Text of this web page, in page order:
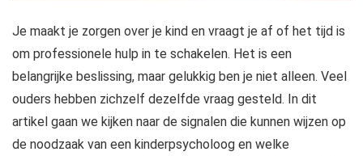
Je maakt je zorgen over je kind en vraagt je af of het tijd is
om professionele hulp in te schakelen. Het is een
belangrijke beslissing, maar gelukkig ben je niet alleen. Veel
ouders hebben zichzelf dezelfde vraag gesteld. In dit
artikel gaan we kijken naar de signalen die kunnen wijzen op
de noodzaak van een kinderpsycholoog en welke